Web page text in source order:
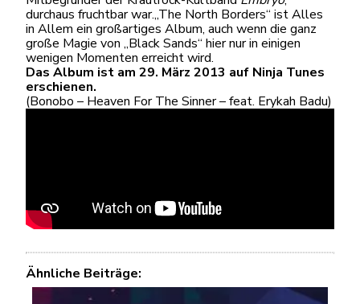
durchaus fruchtbar war.„The North Borders“ ist Alles
in Allem ein großartiges Album, auch wenn die ganz
große Magie von „Black Sands“ hier nur in einigen
wenigen Momenten erreicht wird.
Das Album ist am 29. März 2013 auf Ninja Tunes
erschienen.
(Bonobo – Heaven For The Sinner – feat. Erykah Badu)
Ähnliche Beiträge: